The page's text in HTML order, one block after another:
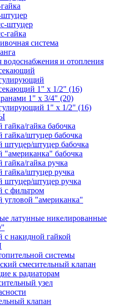
штуцер
штуцер
гайка
система
и отопления
1" х 1/2" (16)
1" х 3/4" (20)
1" х 1/2" (16)
гайка бабочка
штуцер бабочка
штуцер/штуцер бабочка
"американка" бабочка
гайка ручка
штуцер ручка
штуцер/штуцер ручка
с фильтром
угловой "американка"
латунные никелированные
с накидной гайкой
системы
смесительный клапан
к радиаторам
узел
клапан